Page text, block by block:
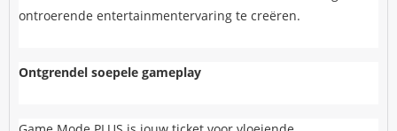
ontroerende entertainmentervaring te creëren.
Ontgrendel soepele gameplay